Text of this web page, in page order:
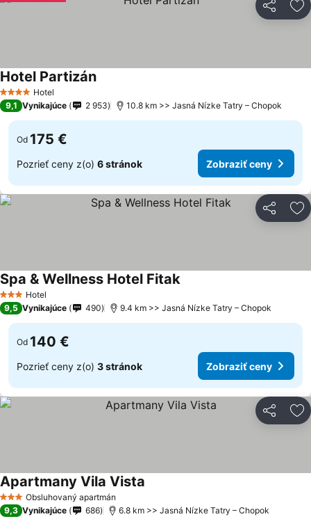
Zdieľať
4 Počet hviezdičiek
Hotel
Hotel Partizán
9,1 Vynikajúce 2 953 10.8 km >> Jasná Nízke Tatry – Chopok
Od 175 €
Pozrieť ceny z(o) 6 stránok Zobraziť ceny
Zdieľať
3 Počet hviezdičiek
Hotel
Spa & Wellness Hotel Fitak
9,5 Vynikajúce 490 9.4 km >> Jasná Nízke Tatry – Chopok
Od 140 €
Pozrieť ceny z(o) 3 stránok Zobraziť ceny
Zdieľať
3 Počet hviezdičiek
Obsluhovaný apartmán
Apartmany Vila Vista
9,3 Vynikajúce 686 6.8 km >> Jasná Nízke Tatry – Chopok